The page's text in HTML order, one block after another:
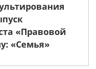
«Семья»